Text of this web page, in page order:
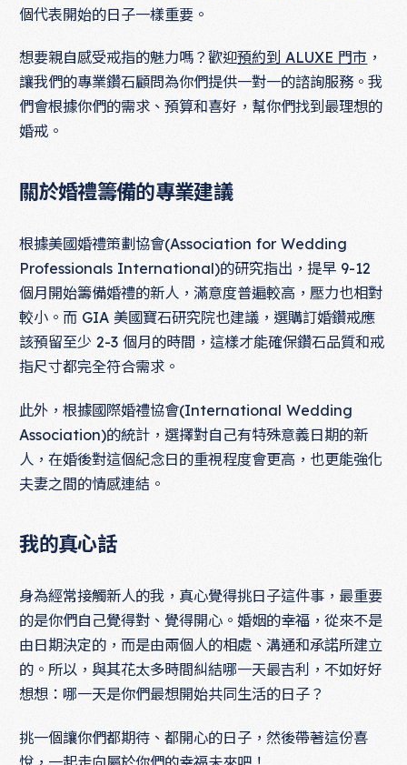
個代表開始的日子一樣重要。
想要親自感受戒指的魅力嗎？歡迎預約到 ALUXE 門市 ，
讓我們的專業鑽石顧問為你們提供一對一的諮詢服務。我
們會根據你們的需求、預算和喜好，幫你們找到最理想的
婚戒。
關於婚禮籌備的專業建議
根據美國婚禮策劃協會(Association for Wedding
Professionals International)的研究指出，提早 9-12
個月開始籌備婚禮的新人，滿意度普遍較高，壓力也相對
較小。而 GIA 美國寶石研究院也建議，選購訂婚鑽戒應
該預留至少 2-3 個月的時間，這樣才能確保鑽石品質和戒
指尺寸都完全符合需求。
此外，根據國際婚禮協會(International Wedding
Association)的統計，選擇對自己有特殊意義日期的新
人，在婚後對這個紀念日的重視程度會更高，也更能強化
夫妻之間的情感連結。
我的真心話
身為經常接觸新人的我，真心覺得挑日子這件事，最重要
的是你們自己覺得對、覺得開心。婚姻的幸福，從來不是
由日期決定的，而是由兩個人的相處、溝通和承諾所建立
的。所以，與其花太多時間糾結哪一天最吉利，不如好好
想想：哪一天是你們最想開始共同生活的日子？
挑一個讓你們都期待、都開心的日子，然後帶著這份喜